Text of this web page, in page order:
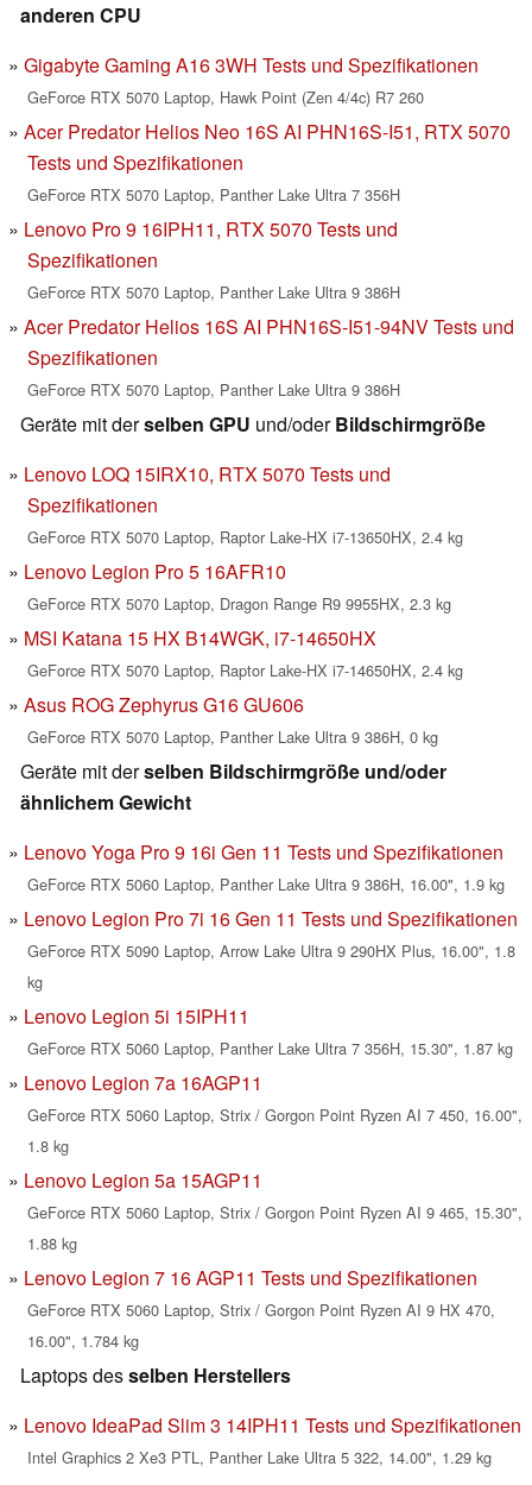
anderen CPU
Gigabyte Gaming A16 3WH Tests und Spezifikationen
GeForce RTX 5070 Laptop, Hawk Point (Zen 4/4c) R7 260
Acer Predator Helios Neo 16S AI PHN16S-I51, RTX 5070
Tests und Spezifikationen
GeForce RTX 5070 Laptop, Panther Lake Ultra 7 356H
Lenovo Pro 9 16IPH11, RTX 5070 Tests und
Spezifikationen
GeForce RTX 5070 Laptop, Panther Lake Ultra 9 386H
Acer Predator Helios 16S AI PHN16S-I51-94NV Tests und
Spezifikationen
GeForce RTX 5070 Laptop, Panther Lake Ultra 9 386H
Geräte mit derselben GPU und/oderBildschirmgröße
Lenovo LOQ 15IRX10, RTX 5070 Tests und
Spezifikationen
GeForce RTX 5070 Laptop, Raptor Lake-HX i7-13650HX, 2.4 kg
Lenovo Legion Pro 5 16AFR10
GeForce RTX 5070 Laptop, Dragon Range R9 9955HX, 2.3 kg
MSI Katana 15 HX B14WGK, i7-14650HX
GeForce RTX 5070 Laptop, Raptor Lake-HX i7-14650HX, 2.4 kg
Asus ROG Zephyrus G16 GU606
GeForce RTX 5070 Laptop, Panther Lake Ultra 9 386H, 0 kg
Geräte mit derselben Bildschirmgröße und/oder
ähnlichem Gewicht
Lenovo Yoga Pro 9 16i Gen 11 Tests und Spezifikationen
GeForce RTX 5060 Laptop, Panther Lake Ultra 9 386H, 16.00", 1.9 kg
Lenovo Legion Pro 7i 16 Gen 11 Tests und Spezifikationen
GeForce RTX 5090 Laptop, Arrow Lake Ultra 9 290HX Plus, 16.00", 1.8
kg
Lenovo Legion 5i 15IPH11
GeForce RTX 5060 Laptop, Panther Lake Ultra 7 356H, 15.30", 1.87 kg
Lenovo Legion 7a 16AGP11
GeForce RTX 5060 Laptop, Strix / Gorgon Point Ryzen AI 7 450, 16.00",
1.8 kg
Lenovo Legion 5a 15AGP11
GeForce RTX 5060 Laptop, Strix / Gorgon Point Ryzen AI 9 465, 15.30",
1.88 kg
Lenovo Legion 7 16 AGP11 Tests und Spezifikationen
GeForce RTX 5060 Laptop, Strix / Gorgon Point Ryzen AI 9 HX 470,
16.00", 1.784 kg
Laptops desselben Herstellers
Lenovo IdeaPad Slim 3 14IPH11 Tests und Spezifikationen
Intel Graphics 2 Xe3 PTL, Panther Lake Ultra 5 322, 14.00", 1.29 kg